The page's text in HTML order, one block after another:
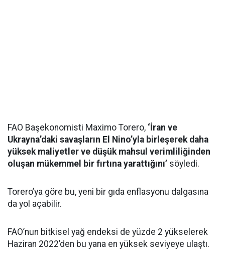
FAO Başekonomisti Maximo Torero, ‘İran ve
Ukrayna’daki savaşların El Nino’yla birleşerek daha
yüksek maliyetler ve düşük mahsul verimliliğinden
oluşan mükemmel bir fırtına yarattığını’ söyledi.
Torero’ya göre bu, yeni bir gıda enflasyonu dalgasına
da yol açabilir.
FAO’nun bitkisel yağ endeksi de yüzde 2 yükselerek
Haziran 2022’den bu yana en yüksek seviyeye ulaştı.